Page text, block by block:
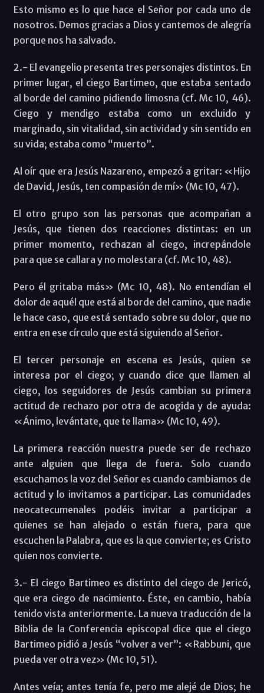
Esto mismo es lo que hace el Señor por cada uno de
nosotros. Demos gracias a Dios y cantemos de alegría
porque nos ha salvado.
2.- El evangelio presenta tres personajes distintos. En
primer lugar, el ciego Bartimeo, que estaba sentado
al borde del camino pidiendo limosna (cf. Mc 10, 46).
Ciego y mendigo estaba como un excluido y
marginado, sin vitalidad, sin actividad y sin sentido en
su vida; estaba como “muerto”.
Al oír que era Jesús Nazareno, empezó a gritar: «Hijo
de David, Jesús, ten compasión de mí» (Mc 10, 47).
El otro grupo son las personas que acompañan a
Jesús, que tienen dos reacciones distintas: en un
primer momento, rechazan al ciego, increpándole
para que se callara y no molestara (cf. Mc 10, 48).
Pero él gritaba más» (Mc 10, 48). No entendían el
dolor de aquél que está al borde del camino, que nadie
le hace caso, que está sentado sobre su dolor, que no
entra en ese círculo que está siguiendo al Señor.
El tercer personaje en escena es Jesús, quien se
interesa por el ciego; y cuando dice que llamen al
ciego, los seguidores de Jesús cambian su primera
actitud de rechazo por otra de acogida y de ayuda:
«Ánimo, levántate, que te llama» (Mc 10, 49).
La primera reacción nuestra puede ser de rechazo
ante alguien que llega de fuera. Solo cuando
escuchamos la voz del Señor es cuando cambiamos de
actitud y lo invitamos a participar. Las comunidades
neocatecumenales podéis invitar a participar a
quienes se han alejado o están fuera, para que
escuchen la Palabra, que es la que convierte; es Cristo
quien nos convierte.
3.- El ciego Bartimeo es distinto del ciego de Jericó,
que era ciego de nacimiento. Éste, en cambio, había
tenido vista anteriormente. La nueva traducción de la
Biblia de la Conferencia episcopal dice que el ciego
Bartimeo pidió a Jesús “volver a ver”: «Rabbuni, que
pueda ver otra vez» (Mc 10, 51).
Antes veía; antes tenía fe, pero me alejé de Dios; he